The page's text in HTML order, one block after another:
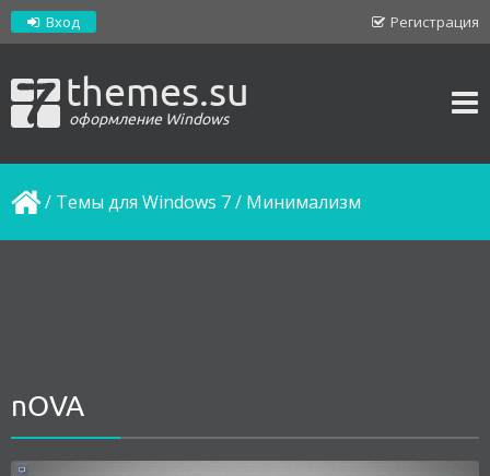
Регистрация
Вход
themes.su
оформление Windows
/ Темы для Windows 7/ Минимализм
nOVA